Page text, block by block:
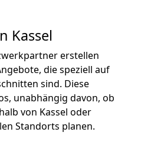
Kassel
erstellen
die speziell auf
sind. Diese
unabhängig davon, ob
von Kassel oder
Standorts planen.